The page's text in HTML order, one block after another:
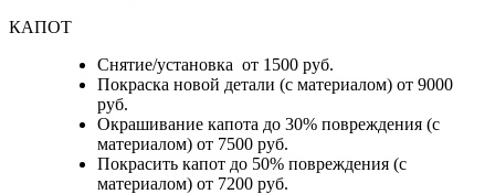
КАПОТ
Снятие/установка от 1500 руб.
Покраска новой детали (с материалом) от 9000
руб.
Окрашивание капота до 30% повреждения (с
материалом) от 7500 руб.
Покрасить капот до 50% повреждения (с
материалом) от 7200 руб.